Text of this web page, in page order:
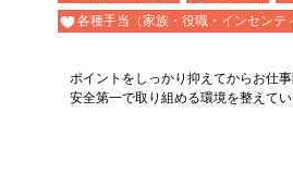
各種手当（家族・役職・インセンテ
ポイントをしっかり抑えてからお仕事
安全第一で取り組める環境を整えてい